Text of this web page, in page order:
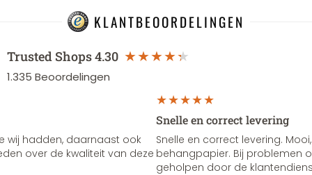
KLANTBEOORDELINGEN
Trusted Shops4.30
1.335 Beoordelingen
wij hadden, daarnaast ook
over de kwaliteit van deze
Snelle en correct levering
Snelle en correct levering.
behangpapier. Bij problemen
geholpen door de